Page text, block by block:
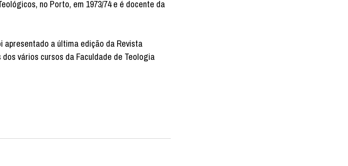
no Porto, em 1973/74 e é docente da
apresentado a última edição da Revista
vários cursos da Faculdade de Teologia